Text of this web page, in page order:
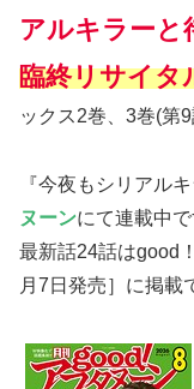
アルキラーと
臨終リサイタ
ックス2巻、3巻(第
『今夜もシリアル
ヌーンにて連載中で
最新話24話はgood
月7日発売］に掲載